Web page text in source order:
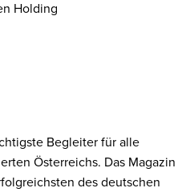
Holding
Begleiter für alle
Österreichs. Das Magazin
des deutschen